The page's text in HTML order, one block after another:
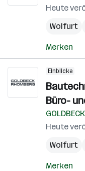
Heute
Wolfurt
Merken
Einblicke
Büro-
Heute
Wolfurt
Merken